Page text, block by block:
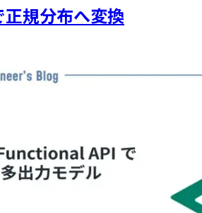
規分布へ変換